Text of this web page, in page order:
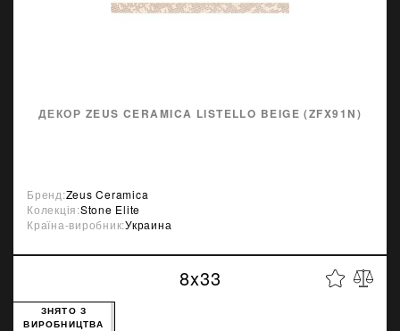
ДЕКОР ZEUS CERAMICA LISTELLO BEIGE (ZFX91N)
Бренд:Zeus Ceramica
Колекція:Stone Elite
Країна-виробник:Украина
8x33
ЗНЯТО З
ВИРОБНИЦТВА